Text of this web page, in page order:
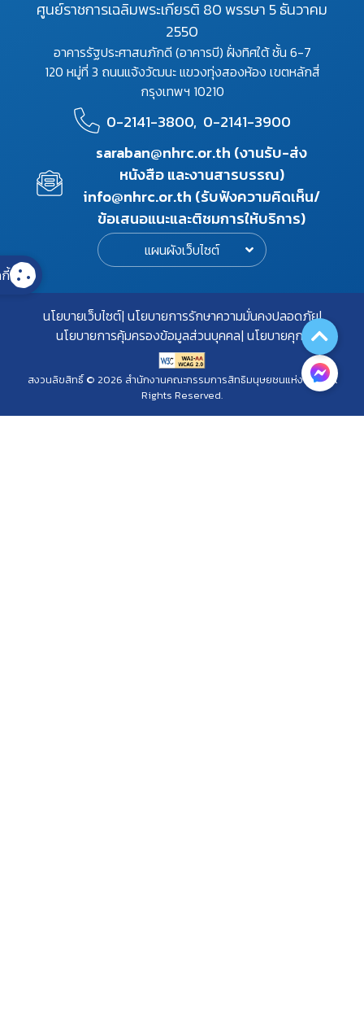
ศูนย์ราชการเฉลิมพระเกียรติ 80 พรรษา 5 ธันวาคม
2550
อาคารรัฐประศาสนภักดี (อาคารบี) ฝั่งทิศใต้ ชั้น 6-7
120 หมู่ที่ 3 ถนนแจ้งวัฒนะ แขวงทุ่งสองห้อง เขตหลักสี่
กรุงเทพฯ 10210
0-2141-3800, 0-2141-3900
saraban@nhrc.or.th (งานรับ-ส่ง
หนังสือ และงานสารบรรณ)
info@nhrc.or.th (รับฟังความคิดเห็น/
ข้อเสนอแนะและติชมการให้บริการ)
แผนผังเว็บไซต์
นโยบายเว็บไซต์ นโยบายการรักษาความมั่นคงปลอดภัย
นโยบายการคุ้มครองข้อมูลส่วนบุคคล นโยบายคุกกี้
สงวนลิขสิทธิ์ © 2026 สำนักงานคณะกรรมการสิทธิมนุษยชนแห่งชาติ. All
Rights Reserved.